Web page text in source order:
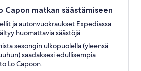
Capon matkan säästämiseen
ja autonvuokraukset Expediassa
huomattavia säästöjä.
sesongin ulkopuolella (yleensä
saadaksesi edullisempia
Lo Capoon.